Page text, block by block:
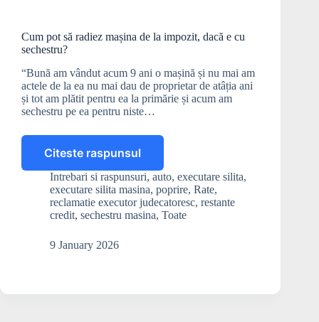
Cum pot să radiez mașina de la impozit, dacă e cu
sechestru?
“Bună am vândut acum 9 ani o mașină și nu mai am
actele de la ea nu mai dau de proprietar de atâția ani
și tot am plătit pentru ea la primărie și acum am
sechestru pe ea pentru niste…
Citeste raspunsul
Cum
pot
să
radiez
mașina
la
Intrebari si raspunsuri, auto, executare silita,
executare silita masina, poprire, Rate,
reclamatie executor judecatoresc, restante
credit, sechestru masina, Toate
9 January 2026